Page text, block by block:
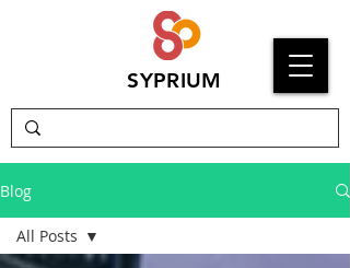
SYPRIUM
Blog
All Posts